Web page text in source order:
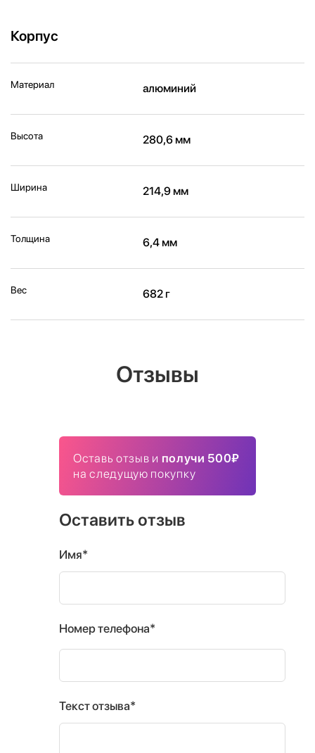
Корпус
Материал алюминий
Высота 280,6 мм
Ширина 214,9 мм
Толщина 6,4 мм
Вес 682 г
Отзывы
Оставь отзыв и получи 500₽
на следущую покупку
Оставить отзыв
Имя*
Номер телефона*
Текст отзыва*